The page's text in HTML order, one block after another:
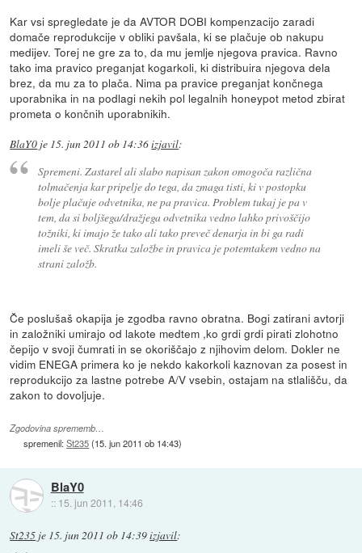
Kar vsi spregledate je da AVTOR DOBI kompenzacijo zaradi
domače reprodukcije v obliki pavšala, ki se plačuje ob nakupu
medijev. Torej ne gre za to, da mu jemlje njegova pravica. Ravno
tako ima pravico preganjat kogarkoli, ki distribuira njegova dela
brez, da mu za to plača. Nima pa pravice preganjat končnega
uporabnika in na podlagi nekih pol legalnih honeypot metod zbirat
prometa o končnih uporabnikih.
BlaY0 je 15. jun 2011 ob 14:36izjavil:
Spremeni. Zastarel ali slabo napisan zakon omogoča različna
tolmačenja kar pripelje do tega, da zmaga tisti, ki v postopku
bolje plačuje odvetnika, ne pa pravica. Problem tukaj je pa v
tem, da si boljšega/dražjega odvetnika vedno lahko privoščijo
tožniki, ki imajo že tako ali tako preveč denarja in bi ga radi
imeli še več. Skratka založbe in pravica je potemtakem vedno na
strani založb.
Če poslušaš okapija je zgodba ravno obratna. Bogi zatirani avtorji
in založniki umirajo od lakote medtem ,ko grdi grdi pirati zlohotno
čepijo v svoji čumrati in se okoriščajo z njihovim delom. Dokler ne
vidim ENEGA primera ko je nekdo kakorkoli kaznovan za posest in
reprodukcijo za lastne potrebe A/V vsebin, ostajam na stlališču, da
zakon to dovoljuje.
Zgodovina sprememb…
spremenil:St235(15. jun 2011 ob 14:43)
BlaY0
:: 15. jun 2011, 14:46
St235 je 15. jun 2011 ob 14:39izjavil: